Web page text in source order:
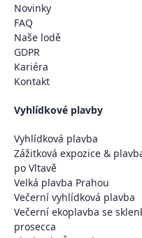
Novinky
FAQ
Naše lodě
GDPR
Kariéra
Kontakt
Vyhlídkové plavby
Vyhlídková plavba
Zážitková expozice &
po Vltavě
Velká plavba Prahou
Večerní vyhlídková plavba
Večerní ekoplavba se
prosecca